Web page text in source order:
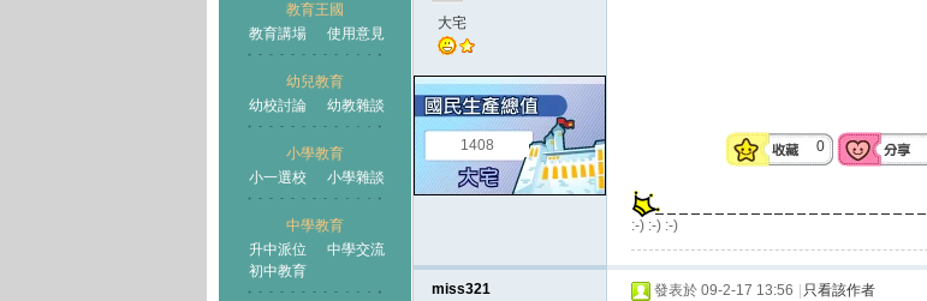
教育王國
教育講場
使用意見
幼兒教育
幼校討論
幼教雜談
小學教育
小一選校
小學雜談
中學教育
升中派位
中學交流
初中教育
王國
大宅
1408 0
:-) :-) :-)
miss321
發表於 09-2-17 13:56 只看該作者